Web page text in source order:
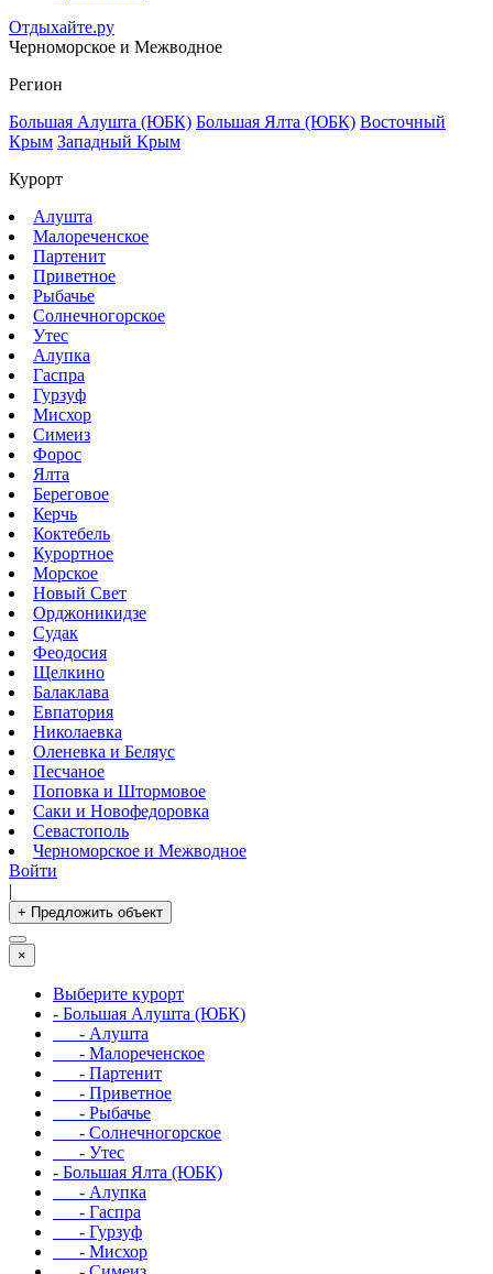
Отдыхайте.ру
Черноморское и Межводное
Регион
Большая Алушта (ЮБК) Большая Ялта (ЮБК) Восточный
Крым Западный Крым
Курорт
Алушта
Малореченское
Партенит
Приветное
Рыбачье
Солнечногорское
Утес
Алупка
Гаспра
Гурзуф
Мисхор
Симеиз
Форос
Ялта
Береговое
Керчь
Коктебель
Курортное
Морское
Новый Свет
Орджоникидзе
Судак
Феодосия
Щелкино
Балаклава
Евпатория
Николаевка
Оленевка и Беляус
Песчаное
Поповка и Штормовое
Саки и Новофедоровка
Севастополь
Черноморское и Межводное
Войти
|
+ Предложить объект
×
Выберите курорт
- Большая Алушта (ЮБК)
- Алушта
- Малореченское
- Партенит
- Приветное
- Рыбачье
- Солнечногорское
- Утес
- Большая Ялта (ЮБК)
- Алупка
- Гаспра
- Гурзуф
- Мисхор